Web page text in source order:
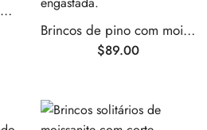
Brincos de pedras preciosas cultivadas em laboratório com corte oval de 8,8 quilates
Brincos de pino com moissanita em formato de bola de futebol americano, lapidação redonda e engastada.
$89.00